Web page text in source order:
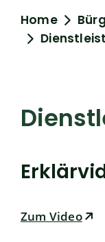
Home
Zum Video